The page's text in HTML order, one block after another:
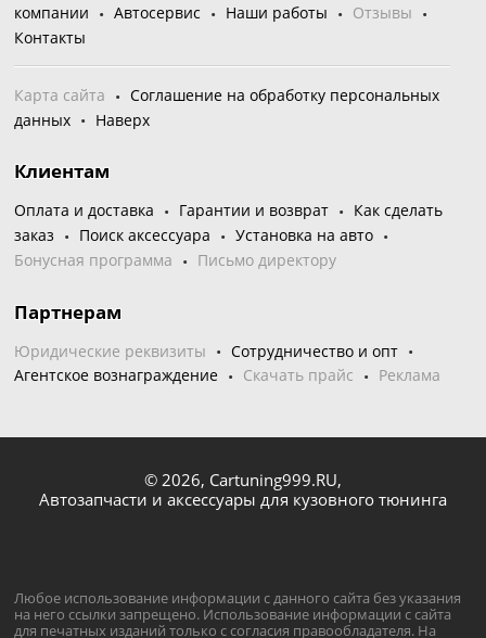
компании
Автосервис Наши работы
Отзывы
Контакты
Карта сайта
Соглашение на обработку персональных
данных
Наверх
Клиентам
Оплата и доставка Гарантии и возврат
Как сделать
заказ
Поиск аксессуара
Установка на авто
Бонусная программа
Письмо директору
Партнерам
Юридические реквизиты
Сотрудничество и опт
Агентское вознаграждение
Скачать прайс Реклама
© 2026, Cartuning999.RU,
Автозапчасти и аксессуары для кузовного тюнинга
Любое использование информации с данного сайта без указания
на него ссылки запрещено. Использование информации с сайта
для печатных изданий только с согласия правообладателя. На